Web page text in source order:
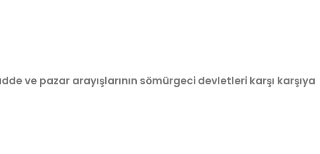
ve pazar arayışlarının sömürgeci devletleri karşı karşıya